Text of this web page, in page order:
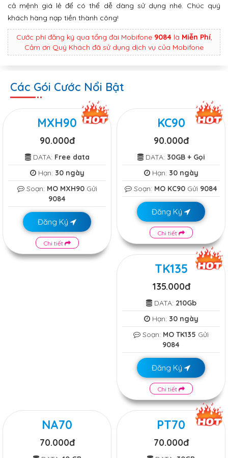
cả mệnh giá lẻ để có thể dễ dàng sử dụng nhé. Chúc quý
khách hàng nạp tiền thành công!
Cước phí đăng ký qua tổng đài Mobifone 9084là Miễn Phí,
Cảm ơn Quý Khách đã sử dụng dịch vụ của Mobifone
Các Gói Cước Nổi Bật
MXH90
90.000đ
DATA: Free data
Hạn: 30 ngày
Soạn: MO MXH90Gửi
9084
Đăng Ký
Chi tiết
KC90
90.000đ
DATA: 30GB + Gọi
Hạn: 30 ngày
Soạn: MO KC90 Gửi 9084
Đăng Ký
Chi tiết
TK135
135.000đ
DATA: 210Gb
Hạn: 30 ngày
Soạn: MO TK135 Gửi
9084
Đăng Ký
Chi tiết
NA70
70.000đ
PT70
70.000đ